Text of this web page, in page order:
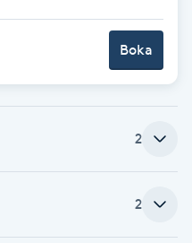
Boka
2
2